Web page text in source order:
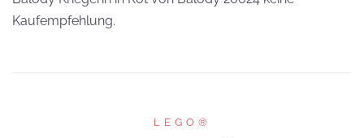
Kaufempfehlung.
LEGO®